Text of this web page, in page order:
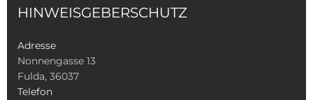
HINWEISGEBERSCHUTZ
Adresse
Nonnengasse 13
Fulda, 36037
Telefon